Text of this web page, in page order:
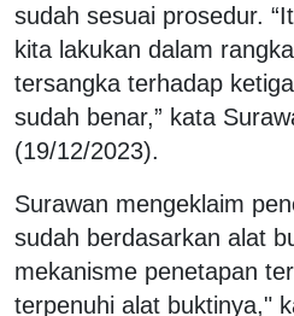
sudah sesuai prosedur.
kita lakukan dalam
tersangka terhadap
sudah benar,” kata
(19/12/2023).
Surawan mengeklaim
sudah berdasarkan alat
mekanisme penetapan
terpenuhi alat buktinya,"